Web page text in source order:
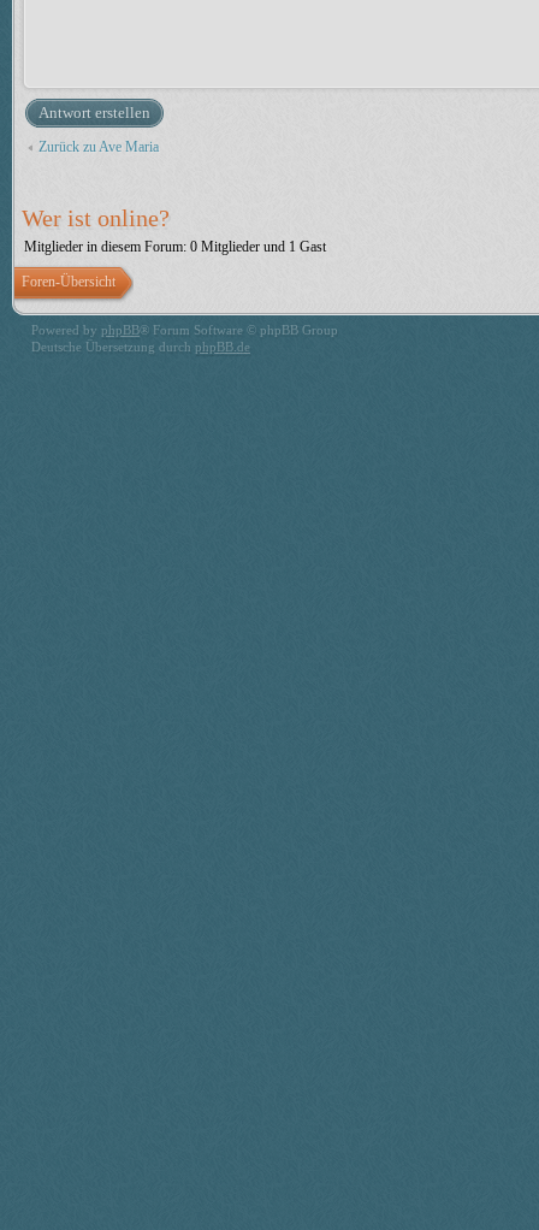
Antwort erstellen
Zurück zu Ave Maria
Wer ist online?
Mitglieder in diesem Forum: 0 Mitglieder und 1 Gast
Foren-Übersicht
Powered by phpBB® Forum Software © phpBB Group
Deutsche Übersetzung durch phpBB.de